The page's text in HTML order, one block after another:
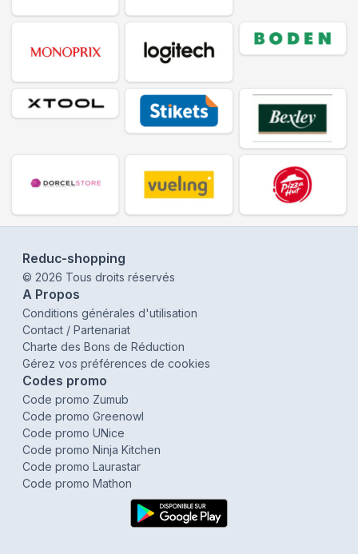
Reduc-shopping
© 2026 Tous droits réservés
A Propos
Conditions générales d'utilisation
Contact / Partenariat
Charte des Bons de Réduction
Gérez vos préférences de cookies
Codes promo
Code promo Zumub
Code promo Greenowl
Code promo UNice
Code promo Ninja Kitchen
Code promo Laurastar
Code promo Mathon